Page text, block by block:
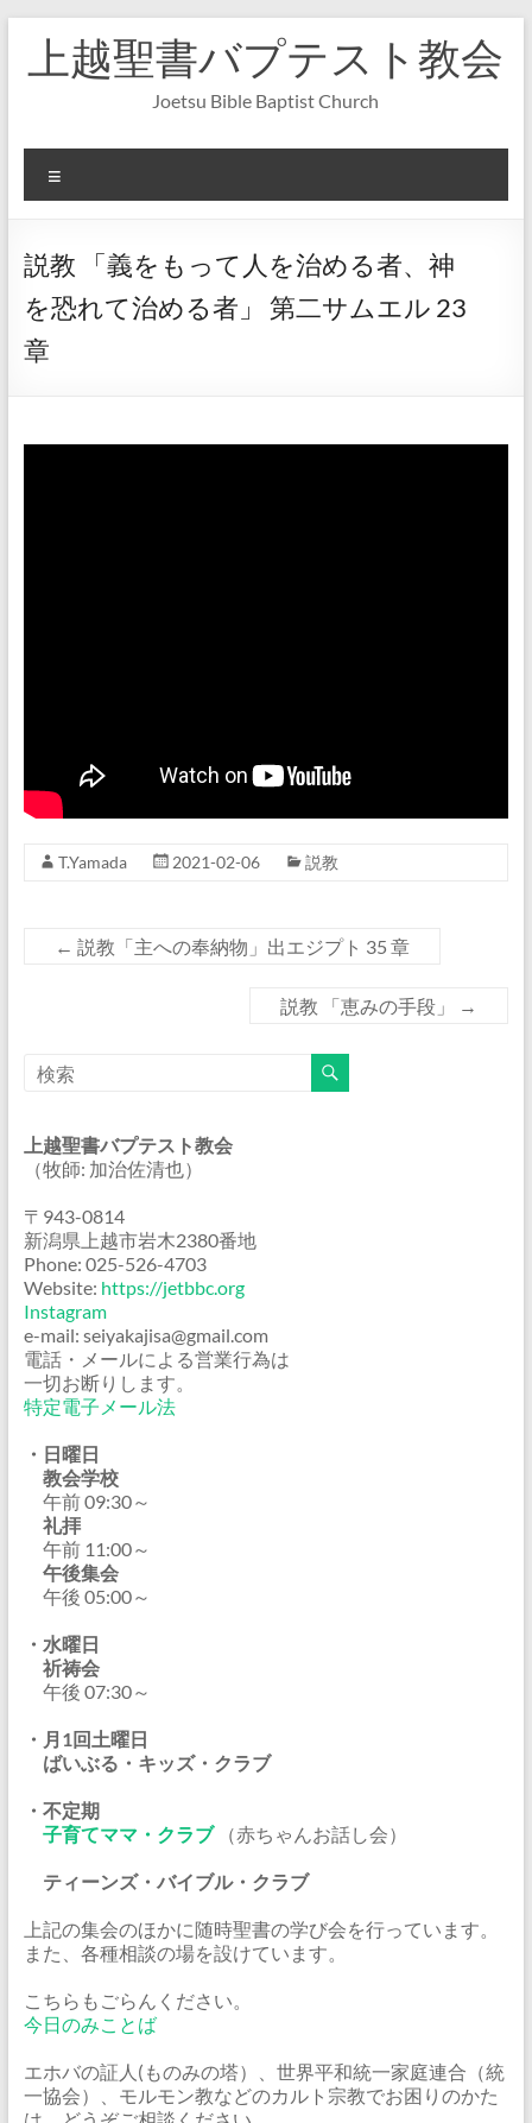
へ
上越聖書バプテスト教会
Joetsu Bible Baptist Church
ニ
ー
説教 「義をもって人を治める者、神
を恐れて治める者」 第二サムエル 23
章
T.Yamada 2021-02-06 説教
← 説教「主への奉納物」出エジプト 35 章
説教 「恵みの手段」 →
上越聖書バプテスト教会
（牧師: 加治佐清也）
〒943-0814
新潟県上越市岩木2380番地
Phone: 025-526-4703
Website: https://jetbbc.org
Instagram
e-mail: seiyakajisa@gmail.com
電話・メールによる営業行為は
一切お断りします。
特定電子メール法
・日曜日
教会学校
午前 09:30～
礼拝
午前 11:00～
午後集会
午後 05:00～
・水曜日
祈祷会
午後 07:30～
・月1回土曜日
ばいぶる・キッズ・クラブ
・不定期
子育てママ・クラブ（赤ちゃんお話し会）
ティーンズ・バイブル・クラブ
上記の集会のほかに随時聖書の学び会を行っています。
また、各種相談の場を設けています。
こちらもごらんください。
今日のみことば
エホバの証人(ものみの塔）、世界平和統一家庭連合（統
一協会）、モルモン教などのカルト宗教でお困りのかた